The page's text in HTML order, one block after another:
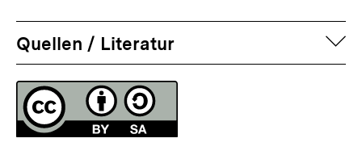
Quellen / Literatur
Fussnoten
Lizenz